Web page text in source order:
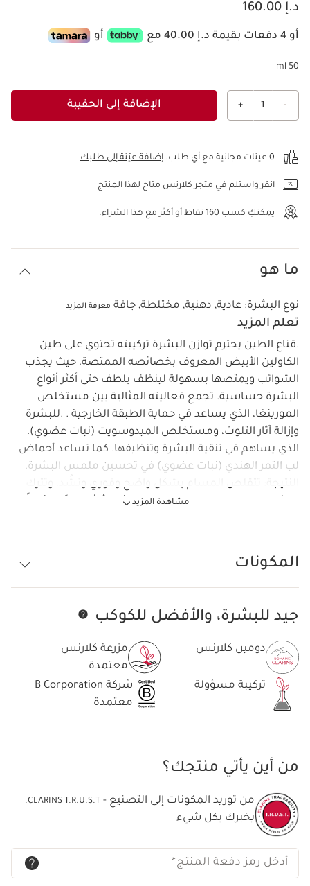
د.إ 160.00
أو 4 دفعات بقيمة د.إ 40.00 مع أو
50 ml
-
1
+ الإضافة إلى الحقيبة
0 عينات مجانية مع أي طلب. إضافة عيّنة إلى طلبك
انقر واستلم في متجر كلارنس متاح لهذا المنتج
يمكنكِ كسب 160 نقاط أو أكثر مع هذا الشراء.
ما هو
مشاهدة المزيد
نوع البشرة: عادية, دهنية, مختلطة, جافة معرفة المزيد
تعلم المزيد
.قناع الطين يحترم توازن البشرة تركيبته تحتوي على طين
الكاولين الأبيض المعروف بخصائصه الممتصة، حيث يجذب
الشوائب ويمتصها بسهولة لينظف بلطف حتى أكثر أنواع
البشرة حساسية. تجمع فعاليته المثالية بين مستخلص
المورينغا، الذي يساعد في حماية الطبقة الخارجية . .للبشرة
وإزالة آثار التلوث، ومستخلص الميدوسويت (نبات عضوي)،
الذي يساهم في تنقية البشرة وتنظيفها. كما تساعد أحماض
لب التمر الهندي (نبات عضوي) في تحسين ملمس البشرة.
النتيجة: تتقلص المسام بشكل واضح وفوري وتشُد، وتترك
البشرة ناعمة ونظيفة. يصبح لون البشرة أكثر توحدًا وإشراقًا
عند وضعه منتج نباتي. 97% من المكونات ذات أصل طبيعي.
المكونات
تخط إلى المحتوى جيد للبشرة، والأفضل للكوكب
دومين كلارنس
مزرعة كلارنس
معتمدة
تركيبة مسؤولة
شركة B Corporation
معتمدة
من أين يأتي منتجك؟
من توريد المكونات إلى التصنيع - CLARINS T.R.U.S.T.
يخبرك بكل شيء
أدخل رمز دفعة المنتج*